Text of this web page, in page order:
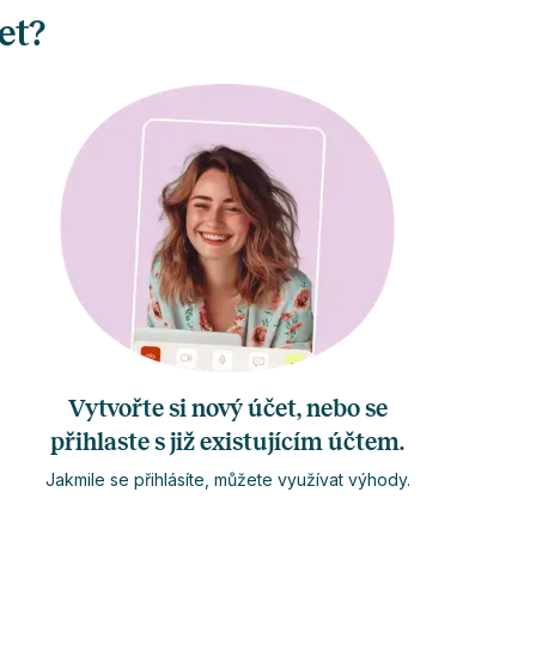
Vytvořte si nový účet, nebo se
přihlaste s již existujícím účtem.
Jakmile se přihlásíte, můžete využívat výhody.